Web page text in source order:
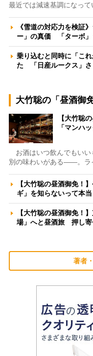
最近では減速基調になっ
《雪道の対応力を検証
ー」の真価 「ターボ
乗り込むと同時に「こ
た 「日産ルークス」
大竹聡の「昼酒御免
【大竹聡
「マンハ
お酒はいつ飲んでもいい
別の味わいがある――。ラ
【大竹聡の昼酒御免！
ギ」を知らないって本
【大竹聡の昼酒御免！
場」へと昼酒旅 押し
著者